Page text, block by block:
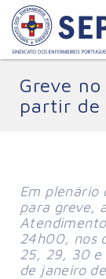
Greve
partir de
Em plenário
para greve,
24h00, nos
25, 29, 30 e
de janeiro